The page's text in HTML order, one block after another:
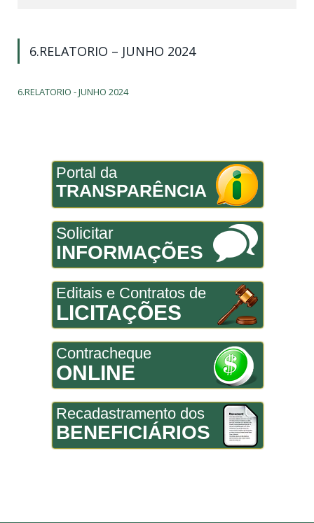
6.RELATORIO – JUNHO 2024
6.RELATORIO - JUNHO 2024
Portal da
TRANSPARÊNCIA
Solicitar
INFORMAÇÕES
Editais e Contratos de
LICITAÇÕES
Contracheque
ONLINE
Recadastramento dos
BENEFICIÁRIOS